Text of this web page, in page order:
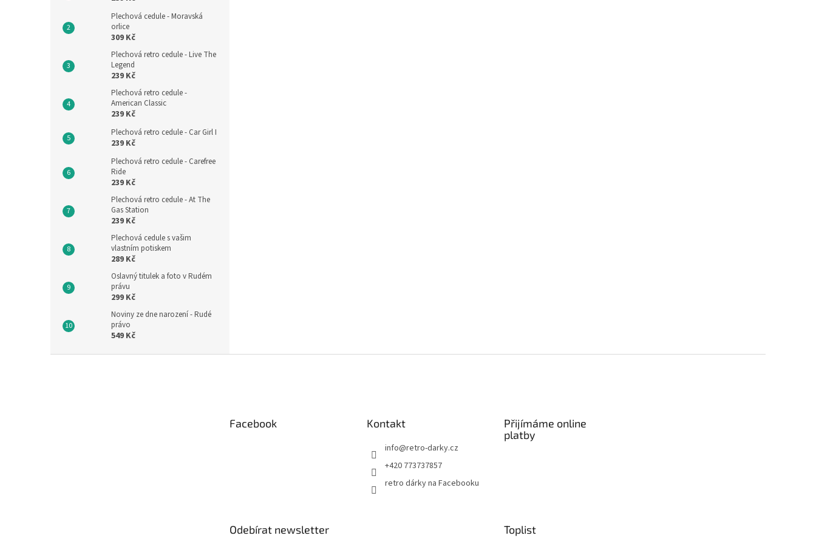
Plechová cedule - Moravská
orlice
309 Kč
Plechová retro cedule - Live The
Legend
239 Kč
Plechová retro cedule -
American Classic
239 Kč
Plechová retro cedule - Car Girl I
239 Kč
Plechová retro cedule - Carefree
Ride
239 Kč
Plechová retro cedule - At The
Gas Station
239 Kč
Plechová cedule s vašim
vlastním potiskem
289 Kč
Oslavný titulek a foto v Rudém
právu
299 Kč
Noviny ze dne narození - Rudé
právo
549 Kč
Facebook Kontakt
info@retro-darky.cz
+420 773737857
retro dárky na Facebooku
Přijímáme online
platby
Odebírat newsletter Toplist